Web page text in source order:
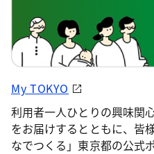
My TOKYO
利用者一人ひとりの興味関
をお届けするとともに、皆
なでつくる」東京都の公式